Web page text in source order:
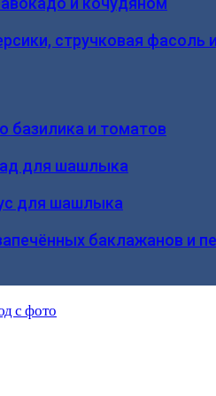
стручковая фасоль
базилика и томатов
для шашлыка
для шашлыка
баклажанов и